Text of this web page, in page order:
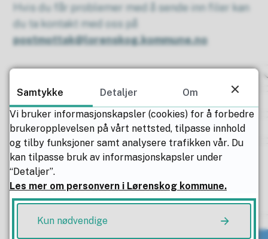
Hvis du får problemer med å sende inn filer kan
du ta kontakt med oss på
postmottak@lorenskog.kommune.no
Samtykke Detaljer
Om
Vi bruker informasjonskapsler (cookies) for å forbedre
brukeropplevelsen på vårt nettsted, tilpasse innhold
og tilby funksjoner samt analysere trafikken vår. Du
kan tilpasse bruk av informasjonskapsler under
“Detaljer”.
Les mer om personvern i Lørenskog kommune.
Kun nødvendige